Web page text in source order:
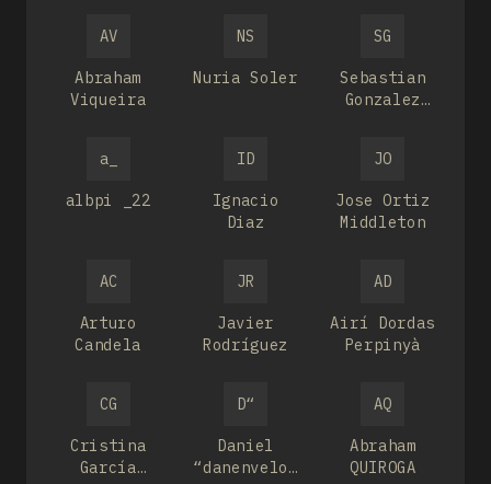
AV
Abraham
Viqueira
NS
Nuria Soler
SG
Sebastian
Gonzalez
a_
albpi _22
ID
Ignacio
Diaz
JO
Jose Ortiz
Middleton
AC
Arturo
Candela
JR
Javier
Rodríguez
AD
Airí Dordas
Perpinyà
CG
Cristina
García
D“
Daniel
“danenvelo”
AQ
Abraham
QUIROGA